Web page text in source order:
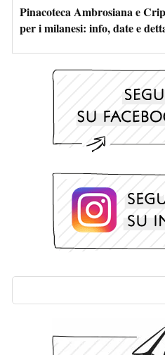
Pinacoteca Ambrosiana e
per i milanesi: info, date e